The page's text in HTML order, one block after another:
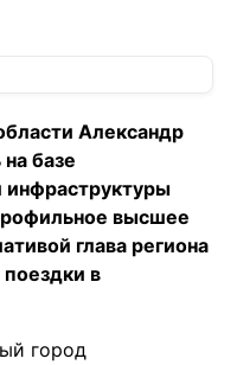
Александр
базе
инфраструктуры
высшее
глава региона
в
город